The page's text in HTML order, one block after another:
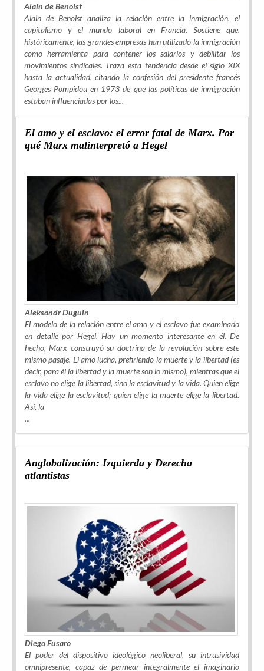
Alain de Benoist
Alain de Benoist analiza la relación entre la inmigración, el
capitalismo y el mundo laboral en Francia. Sostiene que,
históricamente, las grandes empresas han utilizado la inmigración
como herramienta para contener los salarios y debilitar los
movimientos sindicales. Traza esta tendencia desde el siglo XIX
hasta la actualidad, citando la confesión del presidente francés
Georges Pompidou en 1973 de que las políticas de inmigración
estaban influenciadas por los...
El amo y el esclavo: el error fatal de Marx. Por
qué Marx malinterpretó a Hegel
Aleksandr Duguin
El modelo de la relación entre el amo y el esclavo fue examinado
en detalle por Hegel. Hay un momento interesante en él. De
hecho, Marx construyó su doctrina de la revolución sobre este
mismo pasaje. El amo lucha, prefiriendo la muerte y la libertad (es
decir, para él la libertad y la muerte son lo mismo), mientras que el
esclavo no elige la libertad, sino la esclavitud y la vida. Quien elige
la vida elige la esclavitud; quien elige la muerte elige la libertad.
Así, la
...
Anglobalización: Izquierda y Derecha
atlantistas
Diego Fusaro
El poder del dispositivo ideológico neoliberal, su intrusividad
omnipresente, capaz de permear integralmente el imaginario